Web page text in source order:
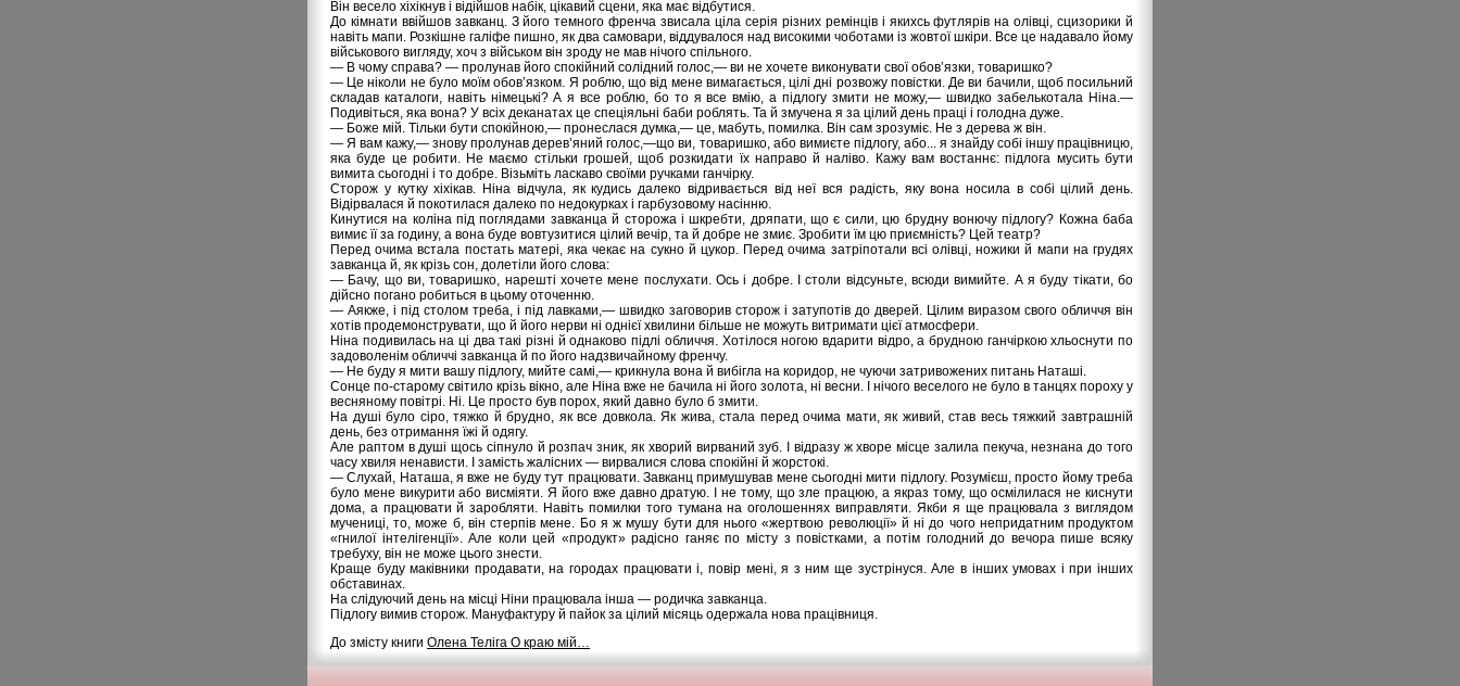
Він весело хіхікнув і відійшов набік, цікавий сцени, яка має відбутися.
До кімнати ввійшов завканц. З його темного френча звисала ціла серія різних ремінців і якихсь футлярів на олівці, сцизорики й
навіть мапи. Розкішне галіфе пишно, як два самовари, віддувалося над високими чоботами із жовтої шкіри. Все це надавало йому
військового вигляду, хоч з військом він зроду не мав нічого спільного.
— В чому справа? — пролунав його спокійний солідний голос,— ви не хочете виконувати свої обов’язки, товаришко?
— Це ніколи не було моїм обов’язком. Я роблю, що від мене вимагається, цілі дні розвожу повістки. Де ви бачили, щоб посильний
складав каталоги, навіть німецькі? А я все роблю, бо то я все вмію, а підлогу змити не можу,— швидко забелькотала Ніна.—
Подивіться, яка вона? У всіх деканатах це спеціяльні баби роблять. Та й змучена я за цілий день праці і голодна дуже.
— Боже мій. Тільки бути спокійною,— пронеслася думка,— це, мабуть, помилка. Він сам зрозуміє. Не з дерева ж він.
— Я вам кажу,— знову пролунав дерев’яний голос,—що ви, товаришко, або вимиєте підлогу, або... я знайду собі іншу працівницю,
яка буде це робити. Не маємо стільки грошей, щоб розкидати їх направо й наліво. Кажу вам востаннє: підлога мусить бути
вимита сьогодні і то добре. Візьміть ласкаво своїми ручками ганчірку.
Сторож у кутку хіхікав. Ніна відчула, як кудись далеко відривається від неї вся радість, яку вона носила в собі цілий день.
Відірвалася й покотилася далеко по недокурках і гарбузовому насінню.
Кинутися на коліна під поглядами завканца й сторожа і шкребти, дряпати, що є сили, цю брудну вонючу підлогу? Кожна баба
вимиє її за годину, а вона буде вовтузитися цілий вечір, та й добре не змиє. Зробити їм цю приємність? Цей театр?
Перед очима встала постать матері, яка чекає на сукно й цукор. Перед очима затріпотали всі олівці, ножики й мапи на грудях
завканца й, як крізь сон, долетіли його слова:
— Бачу, що ви, товаришко, нарешті хочете мене послухати. Ось і добре. І столи відсуньте, всюди вимийте. А я буду тікати, бо
дійсно погано робиться в цьому оточенню.
— Аякже, і під столом треба, і під лавками,— швидко заговорив сторож і затупотів до дверей. Цілим виразом свого обличчя він
хотів продемонструвати, що й його нерви ні однієї хвилини більше не можуть витримати цієї атмосфери.
Ніна подивилась на ці два такі різні й однаково підлі обличчя. Хотілося ногою вдарити відро, а брудною ганчіркою хльоснути по
задоволенім обличчі завканца й по його надзвичайному френчу.
— Не буду я мити вашу підлогу, мийте самі,— крикнула вона й вибігла на коридор, не чуючи затривожених питань Наташі.
Сонце по-старому світило крізь вікно, але Ніна вже не бачила ні його золота, ні весни. І нічого веселого не було в танцях пороху у
весняному повітрі. Ні. Це просто був порох, який давно було б змити.
На душі було сіро, тяжко й брудно, як все довкола. Як жива, стала перед очима мати, як живий, став весь тяжкий завтрашній
день, без отримання їжі й одягу.
Але раптом в душі щось сіпнуло й розпач зник, як хворий вирваний зуб. І відразу ж хворе місце залила пекуча, незнана до того
часу хвиля ненависти. І замість жалісних — вирвалися слова спокійні й жорстокі.
— Слухай, Наташа, я вже не буду тут працювати. Завканц примушував мене сьогодні мити підлогу. Розумієш, просто йому треба
було мене викурити або висміяти. Я його вже давно дратую. І не тому, що зле працюю, а якраз тому, що осмілилася не киснути
дома, а працювати й заробляти. Навіть помилки того тумана на оголошеннях виправляти. Якби я ще працювала з виглядом
мучениці, то, може б, він стерпів мене. Бо я ж мушу бути для нього «жертвою революції» й ні до чого непридатним продуктом
«гнилої інтелігенції». Але коли цей «продукт» радісно ганяє по місту з повістками, а потім голодний до вечора пише всяку
требуху, він не може цього знести.
Краще буду маківники продавати, на городах працювати і, повір мені, я з ним ще зустрінуся. Але в інших умовах і при інших
обставинах.
На слідуючий день на місці Ніни працювала інша — родичка завканца.
Підлогу вимив сторож. Мануфактуру й пайок за цілий місяць одержала нова працівниця.
До змісту книги Олена Телiга О краю мій…